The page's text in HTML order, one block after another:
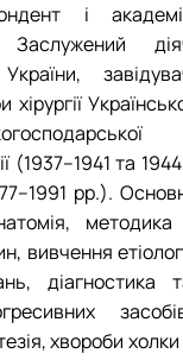
і
хірургії
(1937–1941 та
рр.).
методика
вивчення
діагностика
хвороби холки